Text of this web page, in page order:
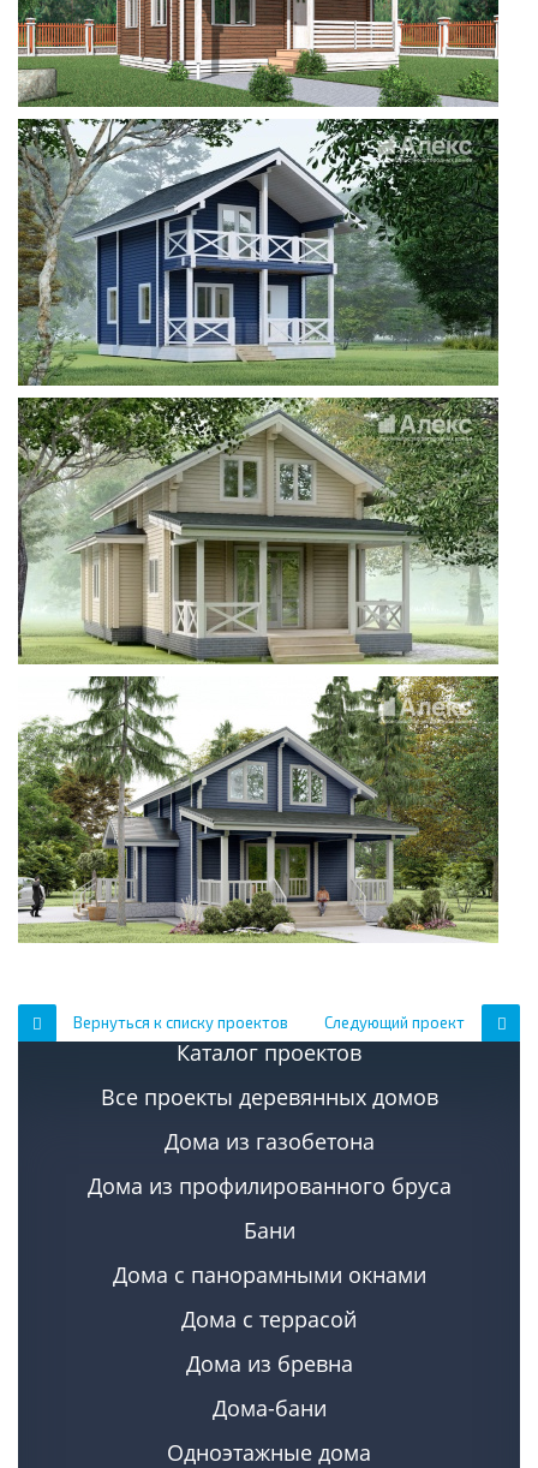
Вернуться к списку проектов Следующий проект
Каталог проектов
Все проекты деревянных домов
Дома из газобетона
Дома из профилированного бруса
Бани
Дома с панорамными окнами
Дома с террасой
Дома из бревна
Дома-бани
Одноэтажные дома